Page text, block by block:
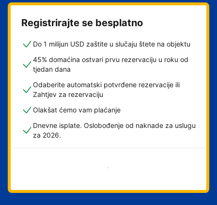
Registrirajte se besplatno
Do 1 milijun USD zaštite u slučaju štete na objektu
45% domaćina ostvari prvu rezervaciju u roku od
tjedan dana
Odaberite automatski potvrđene rezervacije ili
Zahtjev za rezervaciju
Olakšat ćemo vam plaćanje
Dnevne isplate. Oslobođenje od naknade za uslugu
za 2026.
Započni odmah